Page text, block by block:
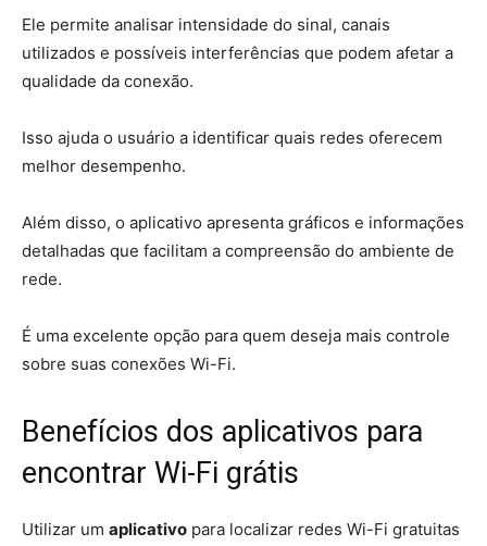
Ele permite analisar intensidade do sinal, canais
utilizados e possíveis interferências que podem afetar a
qualidade da conexão.
Isso ajuda o usuário a identificar quais redes oferecem
melhor desempenho.
Além disso, o aplicativo apresenta gráficos e informações
detalhadas que facilitam a compreensão do ambiente de
rede.
É uma excelente opção para quem deseja mais controle
sobre suas conexões Wi-Fi.
Benefícios dos aplicativos para
encontrar Wi-Fi grátis
Utilizar um aplicativo para localizar redes Wi-Fi gratuitas